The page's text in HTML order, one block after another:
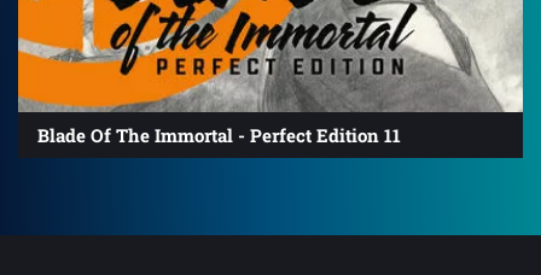
Blade Of The Immortal - Perfect Edition 11